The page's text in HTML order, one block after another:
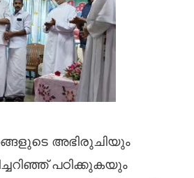
അഭിരുചിയും
പഠിക്കുകയും